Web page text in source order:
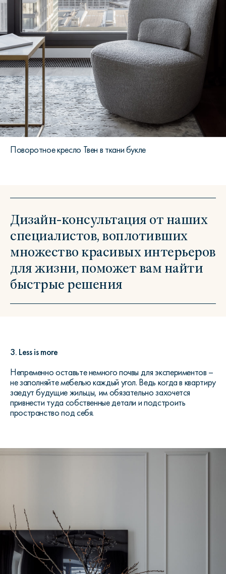
Поворотное кресло Твен в ткани букле
Дизайн-консультация от наших
специалистов, воплотивших
множество красивых интерьеров
для жизни, поможет вам найти
быстрые решения
3. Less is more
Непременно оставьте немного почвы для экспериментов –
не заполняйте мебелью каждый угол. Ведь когда в квартиру
заедут будущие жильцы, им обязательно захочется
привнести туда собственные детали и подстроить
пространство под себя.